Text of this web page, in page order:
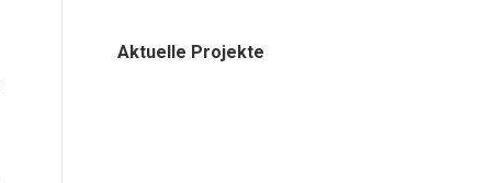
Aktuelle Projekte